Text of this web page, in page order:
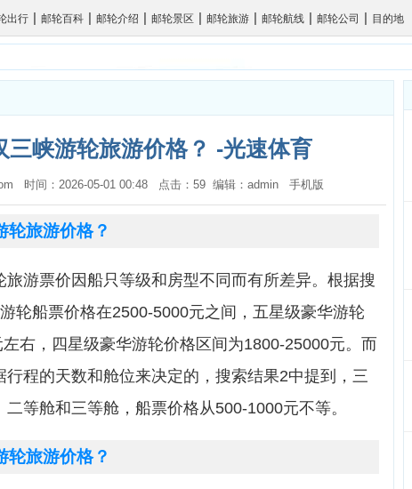
出行 | 邮轮百科 | 邮轮介绍 | 邮轮景区 | 邮轮旅游 | 邮轮航线 | 邮轮公司 | 目的地
三峡游轮旅游价格？ -光速体育
时间：2026-05-01 00:48 点击：59 编辑：admin 手机版
轮旅游价格？
旅游票价因船只等级和房型不同而有所差异。根据搜
轮船票价格在2500-5000元之间，五星级豪华游轮
右，四星级豪华游轮价格区间为1800-25000元。而
程的天数和舱位来决定的，搜索结果2中提到，三
等舱和三等舱，船票价格从500-1000元不等。
轮旅游价格？